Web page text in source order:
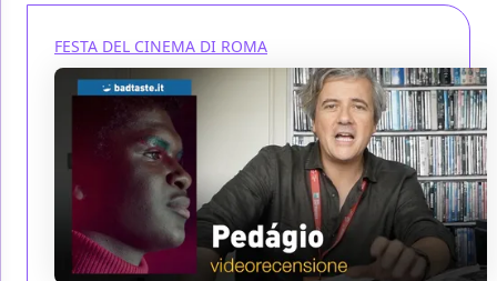
FESTA DEL CINEMA DI ROMA